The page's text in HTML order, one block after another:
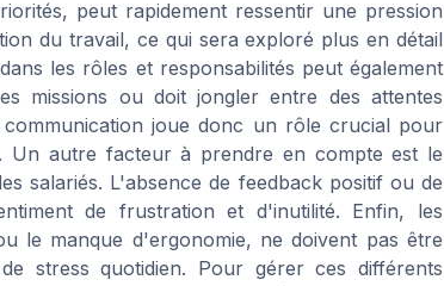
peut rapidement ressentir une pression
du travail, ce qui sera exploré plus en détail
les rôles et responsabilités peut également
missions ou doit jongler entre des attentes
joue donc un rôle crucial pour
Un autre facteur à prendre en compte est le
salariés. L'absence de feedback positif ou de
de frustration et d'inutilité. Enfin, les
le manque d'ergonomie, ne doivent pas être
stress quotidien. Pour gérer ces différents